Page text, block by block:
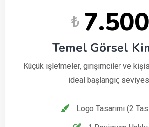
₺ 7.500
Temel Görsel
Küçük işletmeler, girişimciler ve
ideal başlangıç
Logo Tasarımı (2